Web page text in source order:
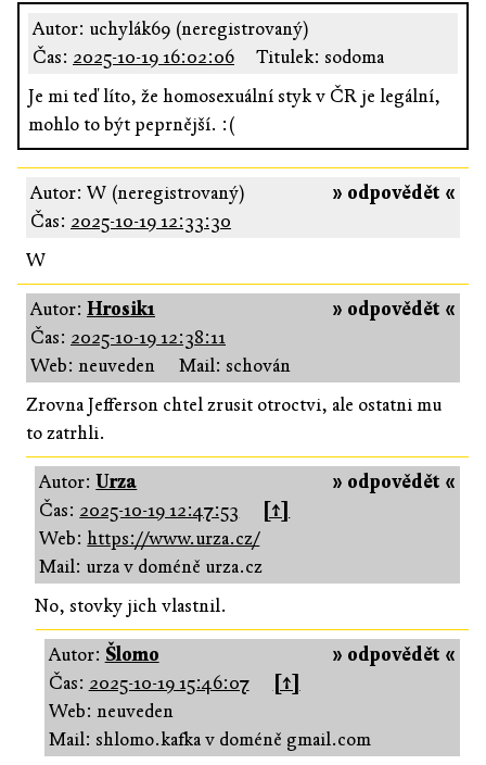
Autor: uchylák69 (neregistrovaný)
Čas: 2025-10-19 16:02:06
Titulek: sodoma
Je mi teď líto, že homosexuální styk v ČR je legální,
mohlo to být peprnější. :(
» odpovědět «
Autor: W (neregistrovaný)
Čas: 2025-10-19 12:33:30
W
» odpovědět «
Autor: Hrosik1
Čas: 2025-10-19 12:38:11
Web: neuveden
Mail: schován
Zrovna Jefferson chtel zrusit otroctvi, ale ostatni mu
to zatrhli.
» odpovědět «
Autor:Urza
Čas: 2025-10-19 12:47:53
[↑]
Web:https://www.urza.cz/
Mail: urza v doméně urza.cz
No, stovky jich vlastnil.
» odpovědět «
Autor: Šlomo
Čas: 2025-10-19 15:46:07
[↑]
Web: neuveden
Mail: shlomo.kafka v doméně gmail.com